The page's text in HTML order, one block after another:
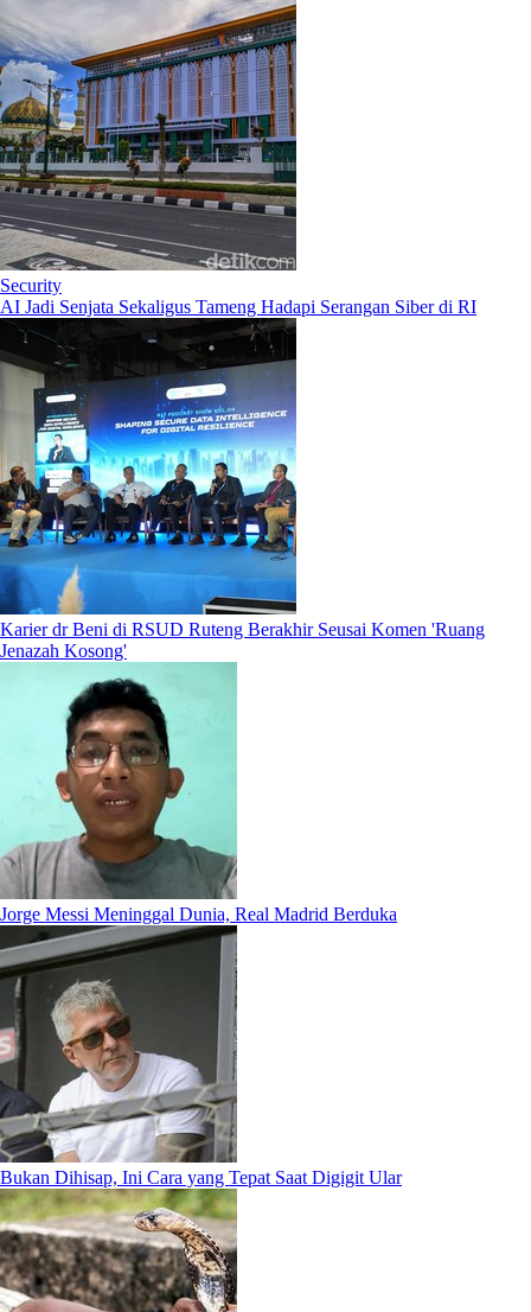
Security
AI Jadi Senjata Sekaligus Tameng Hadapi Serangan Siber di RI
Karier dr Beni di RSUD Ruteng Berakhir Seusai Komen 'Ruang
Jenazah Kosong'
Jorge Messi Meninggal Dunia, Real Madrid Berduka
Bukan Dihisap, Ini Cara yang Tepat Saat Digigit Ular